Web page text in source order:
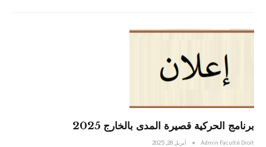
برنامج الحركية قصيرة المدى بالخارج 2025
Admin Faculté Droit أبريل 28, 2025